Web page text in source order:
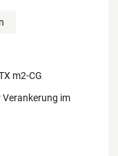
m2-CG
Verankerung im